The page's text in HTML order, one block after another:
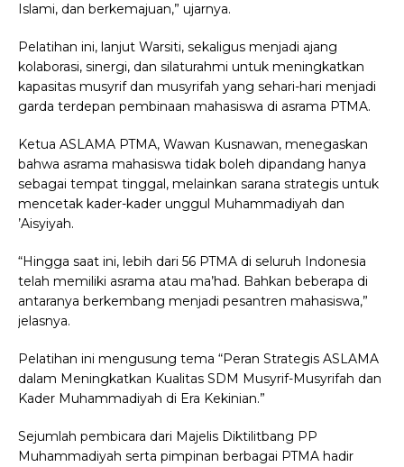
Islami, dan berkemajuan,” ujarnya.
Pelatihan ini, lanjut Warsiti, sekaligus menjadi ajang
kolaborasi, sinergi, dan silaturahmi untuk meningkatkan
kapasitas musyrif dan musyrifah yang sehari-hari menjadi
garda terdepan pembinaan mahasiswa di asrama PTMA.
Ketua ASLAMA PTMA, Wawan Kusnawan, menegaskan
bahwa asrama mahasiswa tidak boleh dipandang hanya
sebagai tempat tinggal, melainkan sarana strategis untuk
mencetak kader-kader unggul Muhammadiyah dan
’Aisyiyah.
“Hingga saat ini, lebih dari 56 PTMA di seluruh Indonesia
telah memiliki asrama atau ma’had. Bahkan beberapa di
antaranya berkembang menjadi pesantren mahasiswa,”
jelasnya.
Pelatihan ini mengusung tema “Peran Strategis ASLAMA
dalam Meningkatkan Kualitas SDM Musyrif-Musyrifah dan
Kader Muhammadiyah di Era Kekinian.”
Sejumlah pembicara dari Majelis Diktilitbang PP
Muhammadiyah serta pimpinan berbagai PTMA hadir